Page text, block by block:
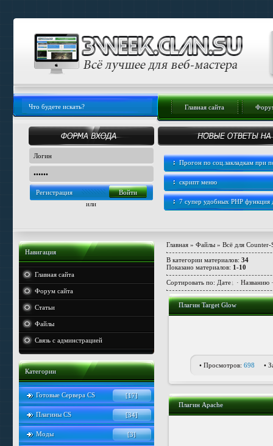
Главная сайта
Регистрация
или
Прогон по соц.закладкам при
скрипт меню
7 супер удобных PHP функция
Навигация
Главная сайта
Форум сайта
Статьи
Файлы
Связь с админстрацией
Категории
Готовые Сервера CS [17]
Плагины CS [34]
Моды [3]
Главная» Файлы» Всё для Counter-
В категории материалов: 34
Показано материалов: 1-10
Сортировать по: Дате · Названию
Плагин Target Glow
• Просмотров: 698 •
Плагин Apache